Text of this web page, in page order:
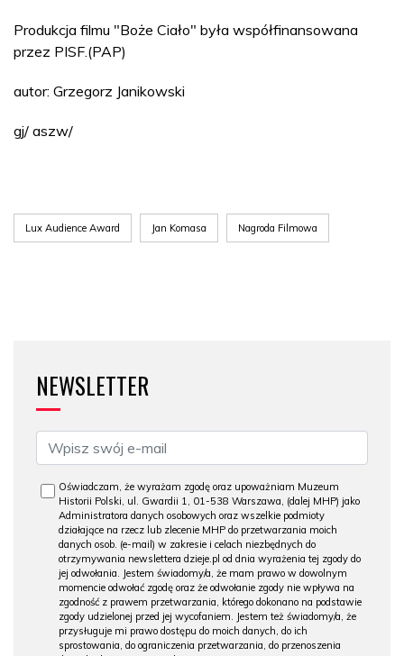
Produkcja filmu "Boże Ciało" była współfinansowana
przez PISF.(PAP)
autor: Grzegorz Janikowski
gj/ aszw/
Lux Audience Award Jan Komasa Nagroda Filmowa
NEWSLETTER
Oświadczam, że wyrażam zgodę oraz upoważniam Muzeum
Historii Polski, ul. Gwardii 1, 01-538 Warszawa, (dalej MHP) jako
Administratora danych osobowych oraz wszelkie podmioty
działające na rzecz lub zlecenie MHP do przetwarzania moich
danych osob. (e-mail) w zakresie i celach niezbędnych do
otrzymywania newslettera dzieje.pl od dnia wyrażenia tej zgody do
jej odwołania. Jestem świadomy/a, że mam prawo w dowolnym
momencie odwołać zgodę oraz że odwołanie zgody nie wpływa na
zgodność z prawem przetwarzania, którego dokonano na podstawie
zgody udzielonej przed jej wycofaniem. Jestem też świadomy/a, że
przysługuje mi prawo dostępu do moich danych, do ich
sprostowania, do ograniczenia przetwarzania, do przenoszenia